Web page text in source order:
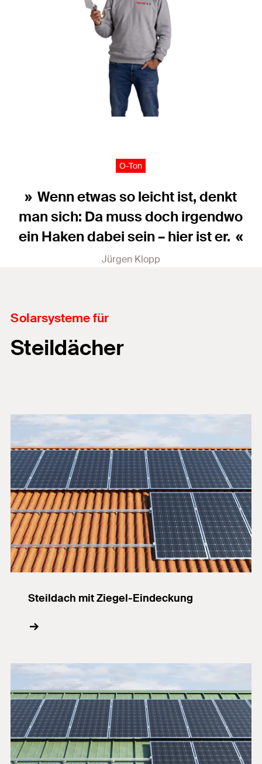
O-Ton
Wenn etwas so leicht ist, denkt
man sich: Da muss doch irgendwo
ein Haken dabei sein – hier ist er.
Jürgen Klopp
Solarsysteme für
Steildächer
Steildach mit Ziegel-Eindeckung